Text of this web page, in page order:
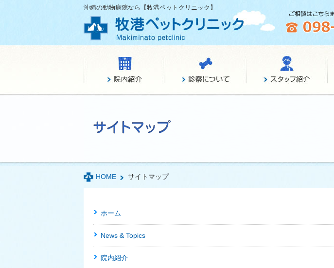
沖縄の動物病院なら【牧港ペットクリニック】
HOME サイトマップ
ホーム
News & Topics
院内紹介